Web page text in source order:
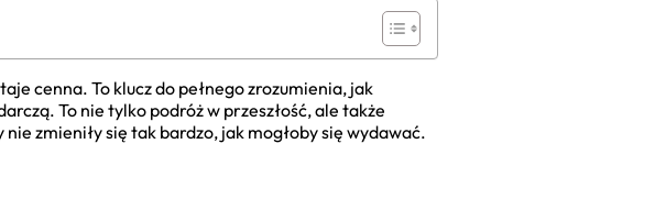
cenna. To klucz do pełnego zrozumienia, jak
To nie tylko podróż w przeszłość, ale także
zmieniły się tak bardzo, jak mogłoby się wydawać.